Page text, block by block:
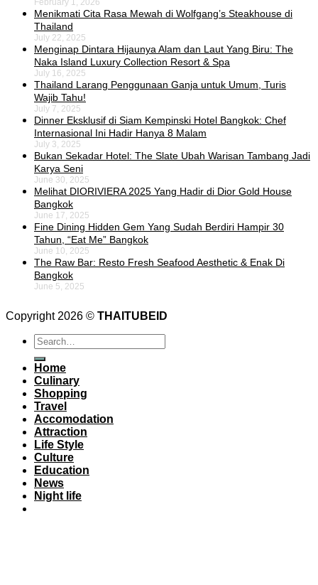
February 1, 2026
Menikmati Cita Rasa Mewah di Wolfgang’s Steakhouse di
Thailand
July 22, 2025
Menginap Dintara Hijaunya Alam dan Laut Yang Biru: The
Naka Island Luxury Collection Resort & Spa
July 16, 2025
Thailand Larang Penggunaan Ganja untuk Umum, Turis
Wajib Tahu!
July 7, 2025
Dinner Eksklusif di Siam Kempinski Hotel Bangkok: Chef
Internasional Ini Hadir Hanya 8 Malam
July 3, 2025
Bukan Sekadar Hotel: The Slate Ubah Warisan Tambang Jadi
Karya Seni
June 30, 2025
Melihat DIORIVIERA 2025 Yang Hadir di Dior Gold House
Bangkok
June 17, 2025
Fine Dining Hidden Gem Yang Sudah Berdiri Hampir 30
Tahun, “Eat Me” Bangkok
June 10, 2025
The Raw Bar: Resto Fresh Seafood Aesthetic & Enak Di
Bangkok
June 5, 2025
Copyright 2026 © THAITUBEID
Home
Culinary
Shopping
Travel
Accomodation
Attraction
Life Style
Culture
Education
News
Night life